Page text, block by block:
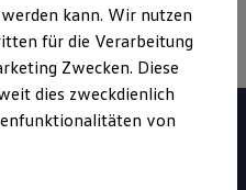
Angebote für den
praktische
kann. Wir nutzen
für die Verarbeitung
Zwecken. Diese
dies zweckdienlich
von